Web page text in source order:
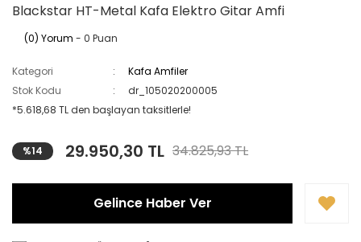
Blackstar HT-Metal Kafa Elektro Gitar Amfi
(0) Yorum - 0 Puan
Kategori
Kafa Amfiler
Stok Kodu
dr_105020200005
*5.618,68 TL den başlayan taksitlerle!
%14 29.950,30 TL 34.825,93 TL
Gelince Haber Ver